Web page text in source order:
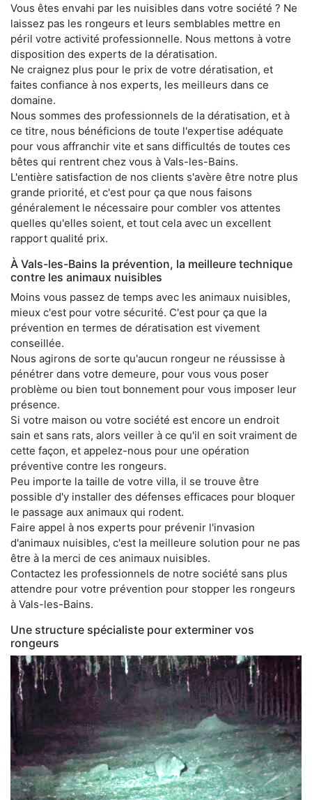
Vous êtes envahi par les nuisibles dans votre société ? Ne
laissez pas les rongeurs et leurs semblables mettre en
péril votre activité professionnelle. Nous mettons à votre
disposition des experts de la dératisation.
Ne craignez plus pour le prix de votre dératisation, et
faites confiance à nos experts, les meilleurs dans ce
domaine.
Nous sommes des professionnels de la dératisation, et à
ce titre, nous bénéficions de toute l'expertise adéquate
pour vous affranchir vite et sans difficultés de toutes ces
bêtes qui rentrent chez vous à Vals-les-Bains.
L'entière satisfaction de nos clients s'avère être notre plus
grande priorité, et c'est pour ça que nous faisons
généralement le nécessaire pour combler vos attentes
quelles qu'elles soient, et tout cela avec un excellent
rapport qualité prix.
À Vals-les-Bains la prévention, la meilleure technique
contre les animaux nuisibles
Moins vous passez de temps avec les animaux nuisibles,
mieux c'est pour votre sécurité. C'est pour ça que la
prévention en termes de dératisation est vivement
conseillée.
Nous agirons de sorte qu'aucun rongeur ne réussisse à
pénétrer dans votre demeure, pour vous vous poser
problème ou bien tout bonnement pour vous imposer leur
présence.
Si votre maison ou votre société est encore un endroit
sain et sans rats, alors veiller à ce qu'il en soit vraiment de
cette façon, et appelez-nous pour une opération
préventive contre les rongeurs.
Peu importe la taille de votre villa, il se trouve être
possible d'y installer des défenses efficaces pour bloquer
le passage aux animaux qui rodent.
Faire appel à nos experts pour prévenir l'invasion
d'animaux nuisibles, c'est la meilleure solution pour ne pas
être à la merci de ces animaux nuisibles.
Contactez les professionnels de notre société sans plus
attendre pour votre prévention pour stopper les rongeurs
à Vals-les-Bains.
Une structure spécialiste pour exterminer vos
rongeurs